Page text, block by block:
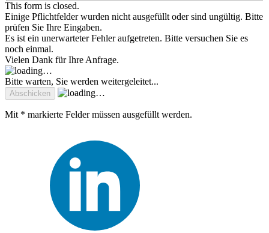
This form is closed.
Einige Pflichtfelder wurden nicht ausgefüllt oder sind ungültig. Bitte
prüfen Sie Ihre Eingaben.
Es ist ein unerwarteter Fehler aufgetreten. Bitte versuchen Sie es
noch einmal.
Vielen Dank für Ihre Anfrage.
Bitte warten, Sie werden weitergeleitet...
Mit * markierte Felder müssen ausgefüllt werden.